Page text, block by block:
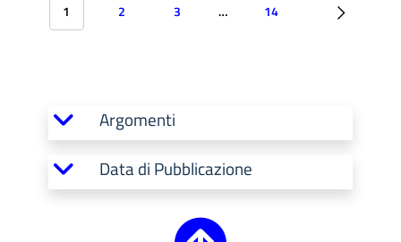
1 2 3 … 14
Argomenti
Data di Pubblicazione